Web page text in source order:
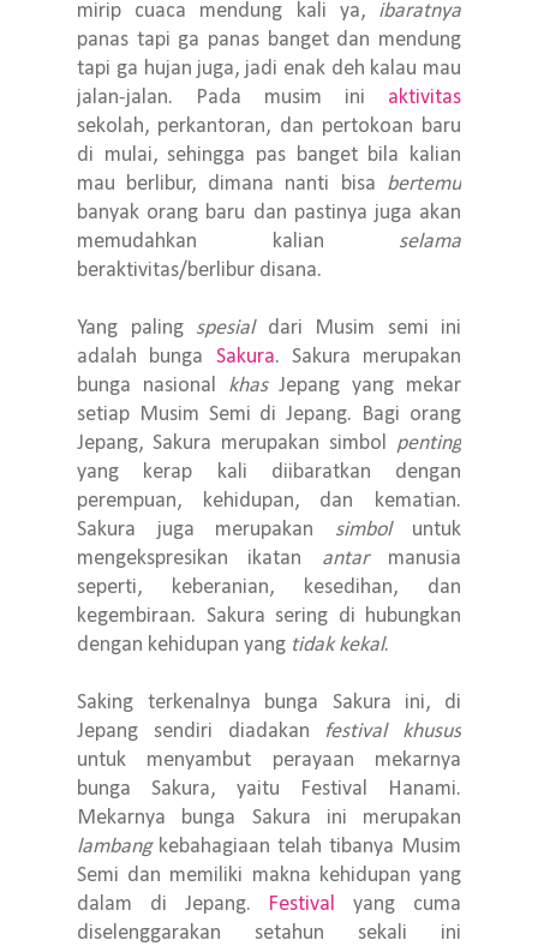
mirip cuaca mendung kali ya, ibaratnya
panas tapi ga panas banget dan mendung
tapi ga hujan juga, jadi enak deh kalau mau
jalan-jalan. Pada musim ini aktivitas
sekolah, perkantoran, dan pertokoan baru
di mulai, sehingga pas banget bila kalian
mau berlibur, dimana nanti bisa bertemu
banyak orang baru dan pastinya juga akan
memudahkan kalian selama
beraktivitas/berlibur disana.
Yang palingspesialdari Musim semi ini
adalah bunga Sakura. Sakura merupakan
bunga nasional khasJepang yang mekar
setiap Musim Semi di Jepang. Bagi orang
Jepang, Sakura merupakan simbol penting
yang kerap kali diibaratkan dengan
perempuan, kehidupan, dan kematian.
Sakura juga merupakan simboluntuk
mengekspresikan ikatan antarmanusia
seperti, keberanian, kesedihan, dan
kegembiraan. Sakura sering di hubungkan
dengan kehidupan yang tidak kekal.
Saking terkenalnya bunga Sakura ini, di
Jepang sendiri diadakan festival khusus
untuk menyambut perayaan mekarnya
bunga Sakura, yaitu Festival Hanami.
Mekarnya bunga Sakura ini merupakan
lambangkebahagiaan telah tibanya Musim
Semi dan memiliki makna kehidupan yang
dalam di Jepang. Festival yang cuma
diselenggarakan setahun sekali ini